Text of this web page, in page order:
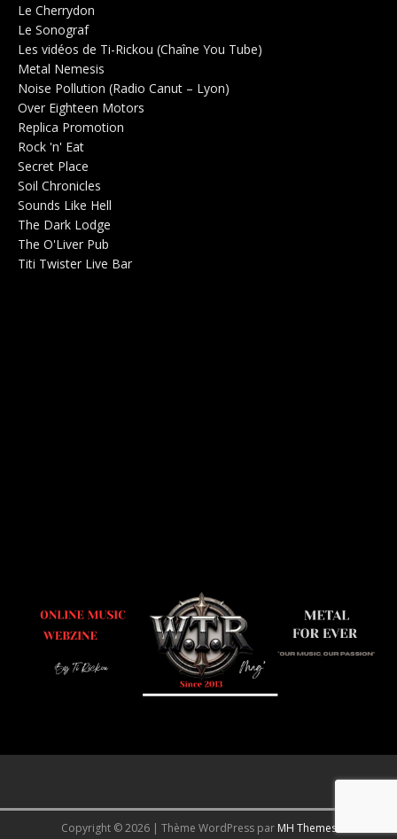
Le Cherrydon
Le SonografSalle de concerts 0
Les vidéos de Ti-Rickou (Chaîne You Tube)
Metal Nemesis
Noise Pollution (Radio Canut – Lyon)
Over Eighteen Motors
Replica Promotion
Rock 'n' Eat
Secret Place
Soil Chronicles
Sounds Like Hell
The Dark Lodge
The O'Liver Pub
Titi Twister Live Bar
Copyright © 2026 | Thème WordPress par MH Themes